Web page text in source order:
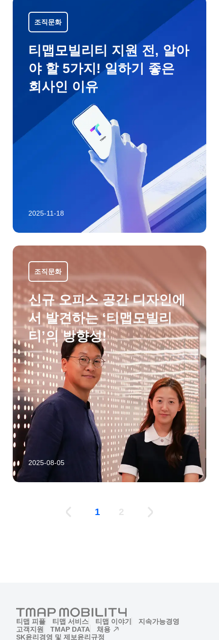
조직문화
티맵모빌리티 지원 전, 알아
야 할 5가지! 일하기 좋은
회사인 이유
2025-11-18
조직문화
신규 오피스 공간 디자인에
서 발견하는 ‘티맵모빌리
티’의 방향성!
2025-08-05
1 2
티맵 피플 티맵 서비스 티맵 이야기
지속가능경영
고객지원
TMAP DATA 채용
(새창)
SK윤리경영 및 제보윤리규정